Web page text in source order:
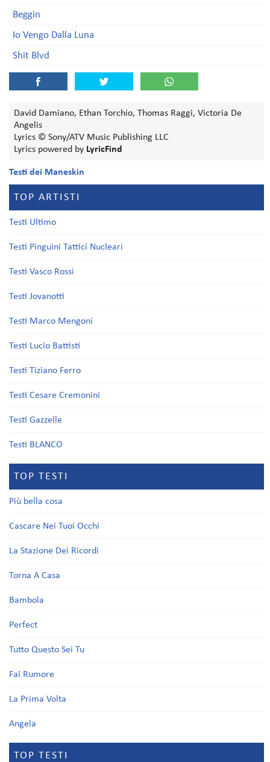
Beggin
Io Vengo Dalla Luna
Shit Blvd
David Damiano, Ethan Torchio, Thomas Raggi, Victoria De
Angelis
Lyrics © Sony/ATV Music Publishing LLC
Lyrics powered by LyricFind
Testi dei Maneskin
TOP ARTISTI
Testi Ultimo
Testi Pinguini Tattici Nucleari
Testi Vasco Rossi
Testi Jovanotti
Testi Marco Mengoni
Testi Lucio Battisti
Testi Tiziano Ferro
Testi Cesare Cremonini
Testi Gazzelle
Testi BLANCO
TOP TESTI
Più bella cosa
Cascare Nei Tuoi Occhi
La Stazione Dei Ricordi
Torna A Casa
Bambola
Perfect
Tutto Questo Sei Tu
Fai Rumore
La Prima Volta
Angela
TOP TESTI